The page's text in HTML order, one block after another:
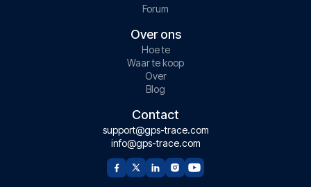
Forum
Over ons
Hoe te
Waar te koop
Over
Blog
Contact
support@gps-trace.com
info@gps-trace.com